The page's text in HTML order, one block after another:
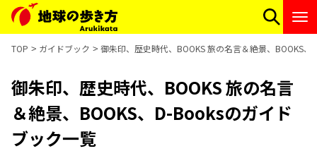
TOP ガイドブック 御朱印、歴史時代、BOOKS 旅の名言＆絶景、BOOKS
御朱印、歴史時代、BOOKS 旅の名言
＆絶景、BOOKS、D-Booksのガイド
ブック一覧